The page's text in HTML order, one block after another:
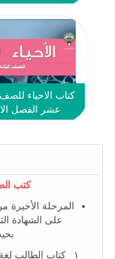
كتاب الاحياء للصف
عشر الفصل
كتب
المرحلة
على الشهادة
١_ كتاب الطالب لغة فرنسية للصف الثاني عشر الفصل الأول